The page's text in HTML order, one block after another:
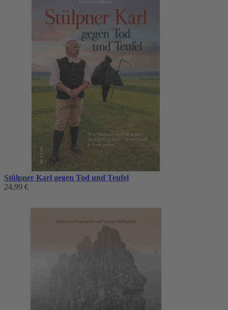
Stülpner Karl gegen Tod und Teufel
24,99 €